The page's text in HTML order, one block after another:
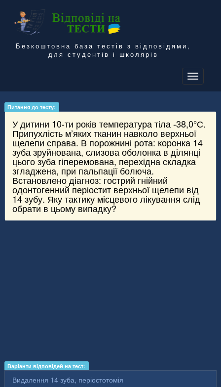
Безкоштовна база тестів з відповідями,
для студентів і школярів
Питання до тесту:
У дитини 10-ти років температура тіла -38,0°С.
Припухлість м’яких тканин навколо верхньої
щелепи справа. В порожнині рота: коронка 14
зуба зруйнована, слизова оболонка в ділянці
цього зуба гіперемована, перехідна складка
згладжена, при пальпації болюча.
Встановлено діагноз: гострий гнійний
одонтогенний періостит верхньої щелепи від
14 зубу. Яку тактику місцевого лікування слід
обрати в цьому випадку?
Варіанти відповідей на тест:
Видалення 14 зуба, періостотомія